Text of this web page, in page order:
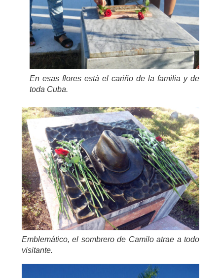
En esas flores está el cariño de la familia y de
toda Cuba.
Emblemático, el sombrero de Camilo atrae a todo
visitante.